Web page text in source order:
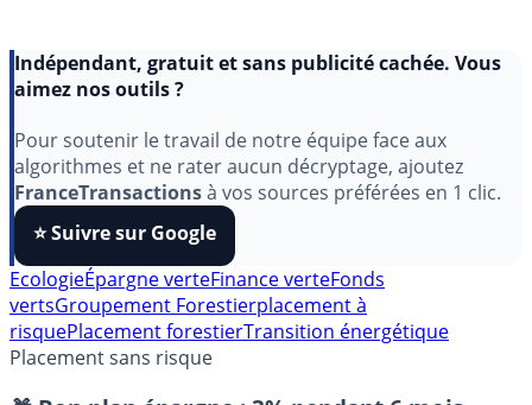
aimez nos outils ?
Pour soutenir le travail de notre équipe face aux
algorithmes et ne rater aucun décryptage, ajoutez
FranceTransactionsà vos sources préférées en 1 clic.
⭐️ Suivre sur Google
EcologieÉpargne verteFinance verteFonds
vertsGroupement Forestier